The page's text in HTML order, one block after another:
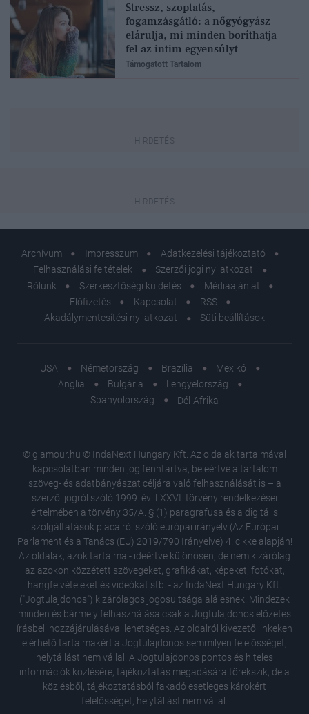
Stressz, szoptatás,
fogamzásgátló: a nőgyógyász
elárulja, mi minden boríthatja
fel az intim egyensúlyt
Támogatott Tartalom
Archívum Impresszum
Adatkezelési tájékoztató
Felhasználási feltételek
Szerzői jogi nyilatkozat
Rólunk
Szerkesztőségi küldetés
Médiaajánlat
Előfizetés
Kapcsolat
RSS
Akadálymentesítési nyilatkozat
Süti beállítások
USA Németország Brazília
Mexikó
Anglia
Bulgária
Lengyelország
Spanyolország
Dél-Afrika
© glamour.hu © IndaNext Hungary Kft. Az oldalak tartalmával
kapcsolatban minden jog fenntartva, beleértve a tartalom
szöveg- és adatbányászat céljára való felhasználását is – a
szerzői jogról szóló 1999. évi LXXVI. törvény rendelkezései
értelmében a törvény 35/A. § (1) paragrafusa és a digitális
szolgáltatások piacairól szóló európai irányelv (Az Európai
Parlament és a Tanács (EU) 2019/790 Irányelve) 4. cikke alapján!
Az oldalak, azok tartalma - ideértve különösen, de nem kizárólag
az azokon közzétett szövegeket, grafikákat, képeket, fotókat,
hangfelvételeket és videókat stb. - az IndaNext Hungary Kft.
("Jogtulajdonos") kizárólagos jogosultsága alá esnek. Mindezek
minden és bármely felhasználása csak a Jogtulajdonos előzetes
írásbeli hozzájárulásával lehetséges. Az oldalról kivezető linkeken
elérhető tartalmakért a Jogtulajdonos semmilyen felelősséget,
helytállást nem vállal. A Jogtulajdonos pontos és hiteles
információk közlésére, tájékoztatás megadására törekszik, de a
közlésből, tájékoztatásból fakadó esetleges károkért
felelősséget, helytállást nem vállal.